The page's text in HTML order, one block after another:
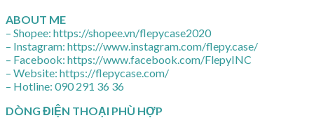
ABOUT ME
– Shopee: https://shopee.vn/flepycase2020
– Instagram: https://www.instagram.com/flepy.case/
– Facebook: https://www.facebook.com/FlepyINC
– Website: https://flepycase.com/
– Hotline: 090 291 36 36
DÒNG ĐIỆN THOẠI PHÙ HỢP